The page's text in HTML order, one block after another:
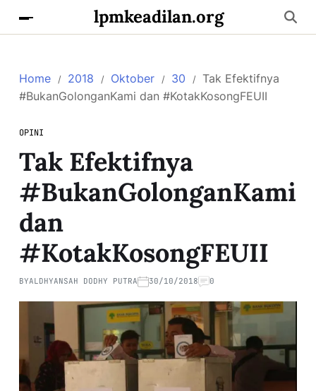
lpmkeadilan.org
Home 2018 Oktober 30
Tak Efektifnya
#BukanGolonganKami dan #KotakKosongFEUII
OPINI
Tak Efektifnya
#BukanGolonganKami
dan
#KotakKosongFEUII
BYALDHYANSAH DODHY PUTRA 30/10/2018 0